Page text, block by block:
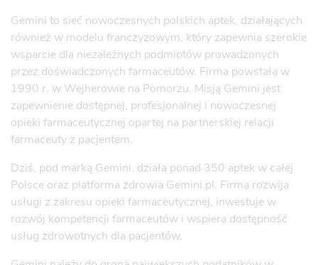
Gemini to sieć nowoczesnych polskich aptek, działających
również w modelu franczyzowym, który zapewnia szerokie
wsparcie dla niezależnych podmiotów prowadzonych
przez doświadczonych farmaceutów. Firma powstała w
1990 r. w Wejherowie na Pomorzu. Misją Gemini jest
zapewnienie dostępnej, profesjonalnej i nowoczesnej
opieki farmaceutycznej opartej na partnerskiej relacji
farmaceuty z pacjentem.
Dziś, pod marką Gemini, działa ponad 350 aptek w całej
Polsce oraz platforma zdrowia Gemini.pl. Firma rozwija
usługi z zakresu opieki farmaceutycznej, inwestuje w
rozwój kompetencji farmaceutów i wspiera dostępność
usług zdrowotnych dla pacjentów.